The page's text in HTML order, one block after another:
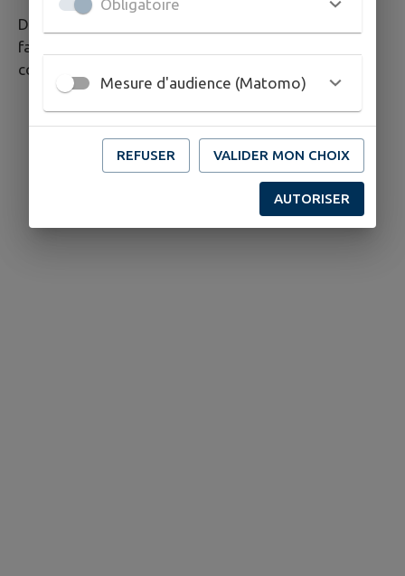
Désormais la création de ce nouvel équipement
facilite l'accueil des visiteurs mais aussi l'accès des
convois lors des obsèques.
Obligatoire
Mesure d'audience (Matomo)
REFUSER VALIDER MON CHOIX
AUTORISER